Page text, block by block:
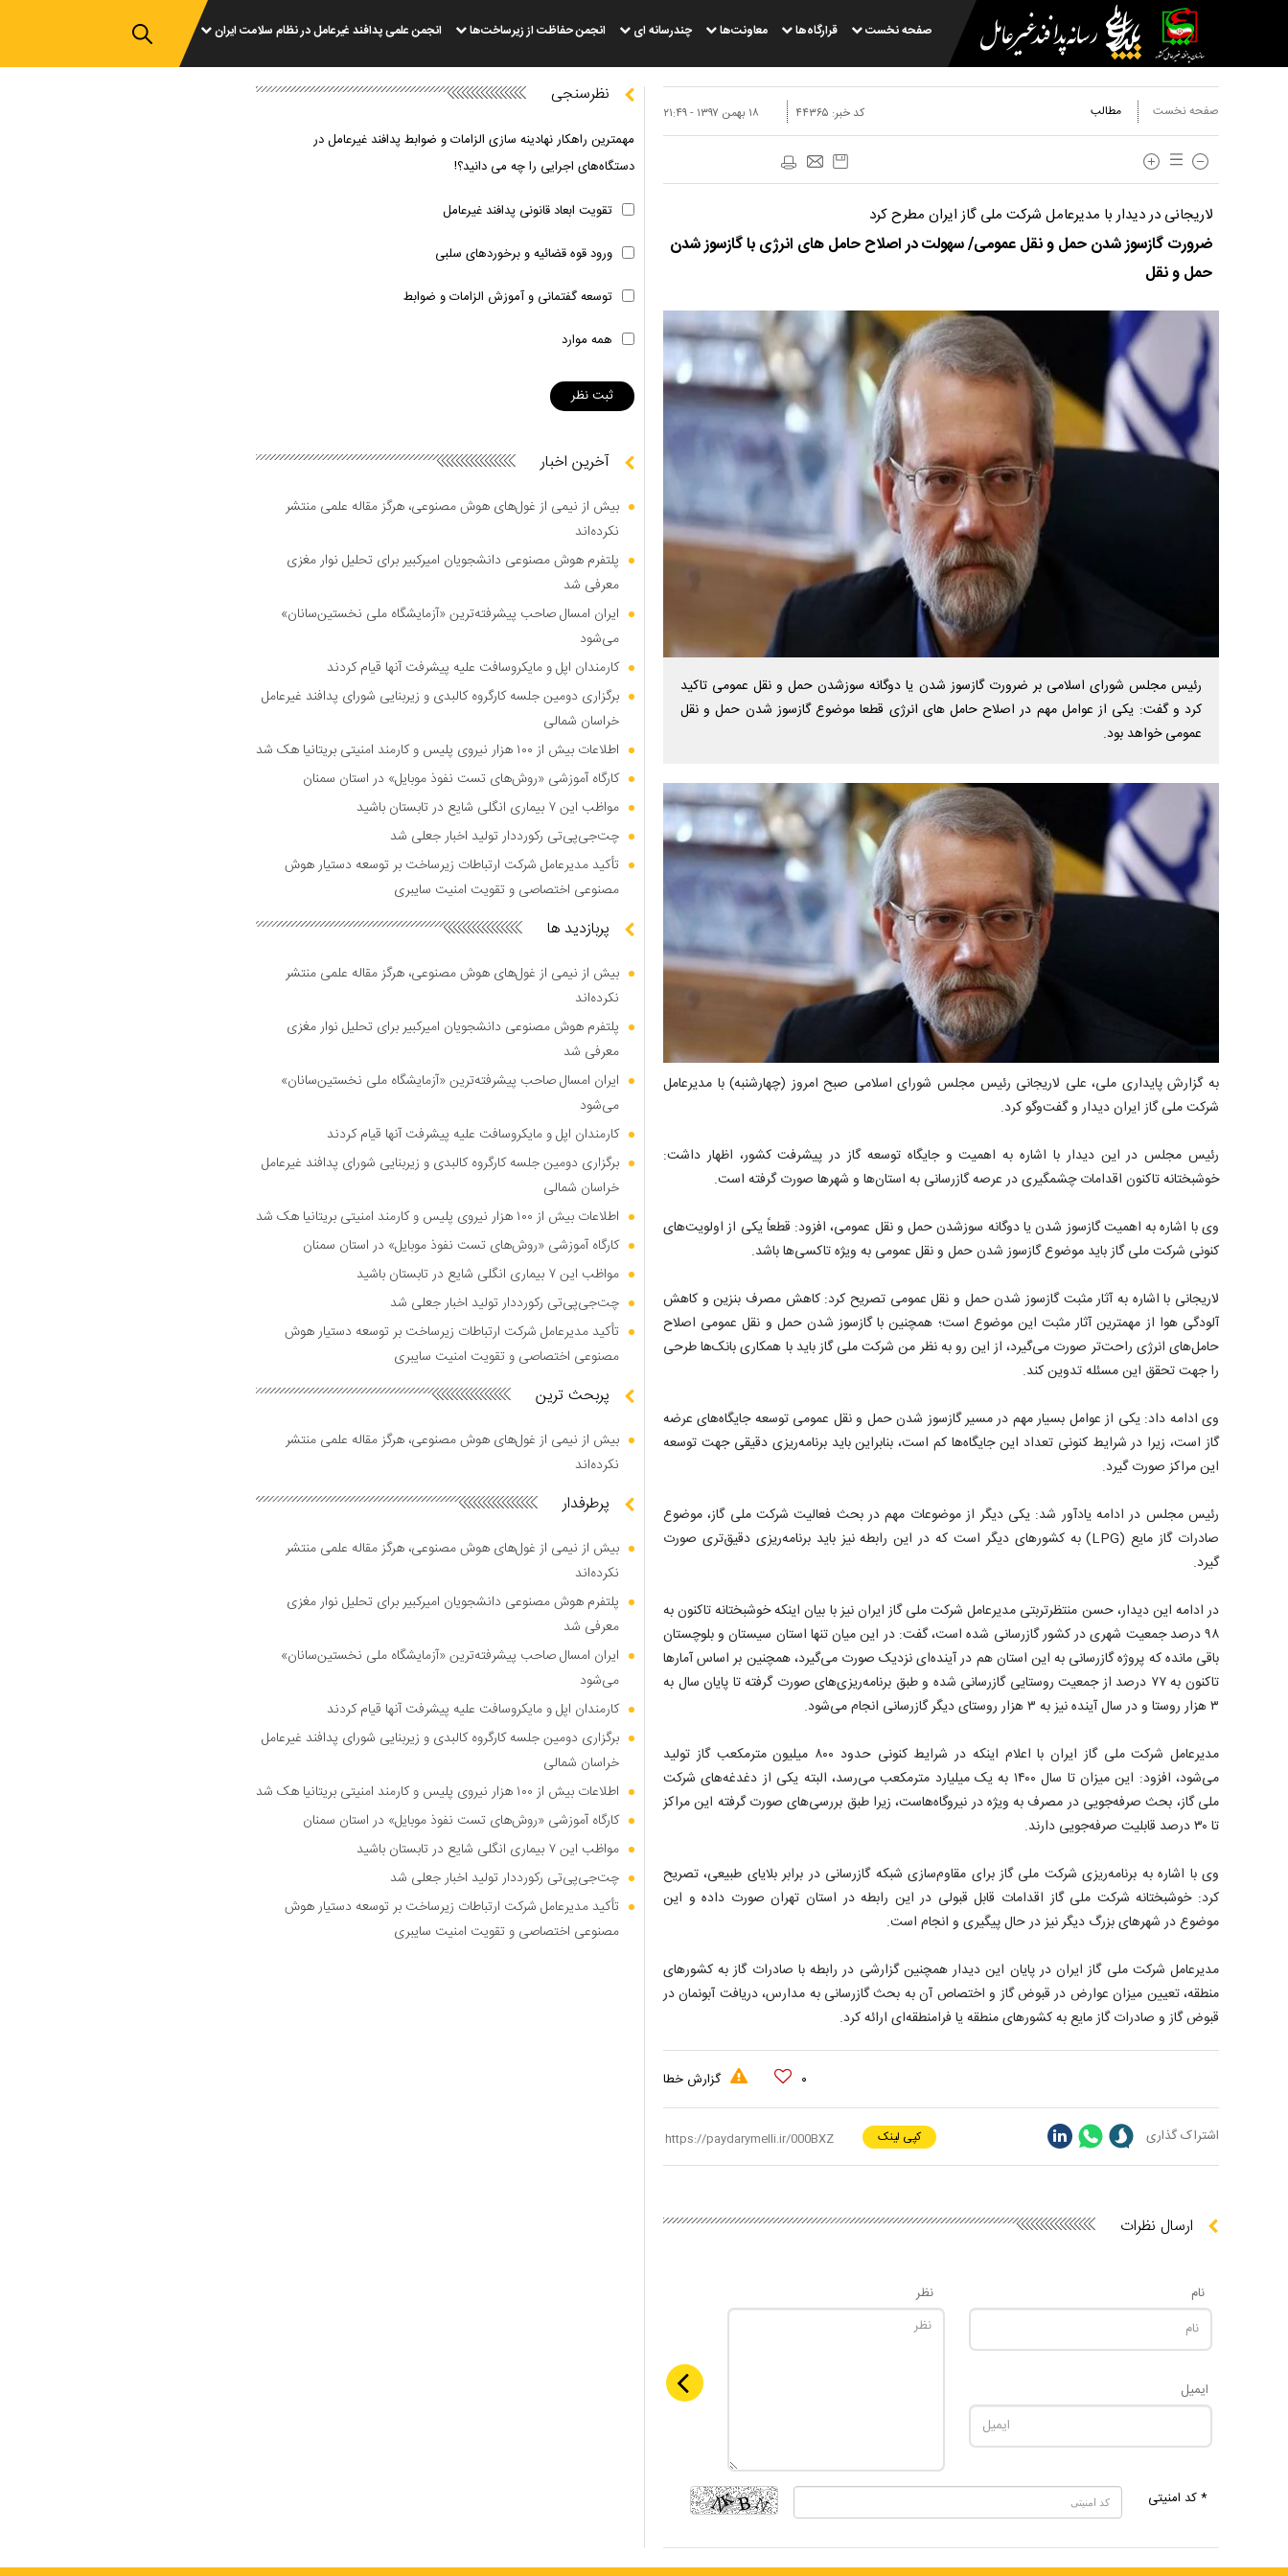
صفحه نخست قرارگاه‌ها معاونت‌ها چندرسانه ای انجمن حفاظت از زیرساخت‌ها انجمن علمی پدافند غیرعامل در نظام سلامت ایران
صفحه نخست مطالب ۱۸ بهمن ۱۳۹۷ - ۲۱:۴۹ کد خبر: ۴۴۳۶۵
لاریجانی در دیدار با مدیرعامل شرکت ملی گاز ایران مطرح کرد
ضرورت گازسوز شدن حمل و نقل عمومی/ سهولت در اصلاح حامل های انرژی با گازسوز شدن
حمل و نقل
رئیس مجلس شورای اسلامی بر ضرورت گازسوز شدن یا دوگانه سوزشدن حمل و نقل عمومی تاکید
کرد و گفت: یکی از عوامل مهم در اصلاح حامل های انرژی قطعا موضوع گازسوز شدن حمل و نقل
عمومی خواهد بود.
به گزارش پایداری ملی، علی لاریجانی رئیس مجلس شورای اسلامی صبح امروز (چهارشنبه) با مدیرعامل
شرکت ملی گاز ایران دیدار و گفت‌وگو کرد.
رئیس مجلس در این دیدار با اشاره به اهمیت و جایگاه توسعه گاز در پیشرفت کشور، اظهار داشت:
خوشبختانه تاکنون اقدامات چشمگیری در عرصه گازرسانی به استان‌ها و شهرها صورت گرفته است.
وی با اشاره به اهمیت گازسوز شدن یا دوگانه سوزشدن حمل و نقل عمومی، افزود: قطعاً یکی از اولویت‌های
کنونی شرکت ملی گاز باید موضوع گازسوز شدن حمل و نقل عمومی به ویژه تاکسی‌ها باشد.
لاریجانی با اشاره به آثار مثبت گازسوز شدن حمل و نقل عمومی تصریح کرد: کاهش مصرف بنزین و کاهش
آلودگی هوا از مهمترین آثار مثبت این موضوع است؛ همچنین با گازسوز شدن حمل و نقل عمومی اصلاح
حامل‌های انرژی راحت‌تر صورت می‌گیرد، از این رو به نظر من شرکت ملی گاز باید با همکاری بانک‌ها طرحی
را جهت تحقق این مسئله تدوین کند.
وی ادامه داد: یکی از عوامل بسیار مهم در مسیر گازسوز شدن حمل و نقل عمومی توسعه جایگاه‌های عرضه
گاز است، زیرا در شرایط کنونی تعداد این جایگاه‌ها کم است، بنابراین باید برنامه‌ریزی دقیقی جهت توسعه
این مراکز صورت گیرد.
رئیس مجلس در ادامه یادآور شد: یکی دیگر از موضوعات مهم در بحث فعالیت شرکت ملی گاز، موضوع
صادرات گاز مایع (LPG) به کشورهای دیگر است که در این رابطه نیز باید برنامه‌ریزی دقیق‌تری صورت
گیرد.
در ادامه این دیدار، حسن منتظرتربتی مدیرعامل شرکت ملی گاز ایران نیز با بیان اینکه خوشبختانه تاکنون به
۹۸ درصد جمعیت شهری در کشور گازرسانی شده است، گفت: در این میان تنها استان سیستان و بلوچستان
باقی مانده که پروژه گازرسانی به این استان هم در آینده‌ای نزدیک صورت می‌گیرد، همچنین بر اساس آمارها
تاکنون به ۷۷ درصد از جمعیت روستایی گازرسانی شده و طبق برنامه‌ریزی‌های صورت گرفته تا پایان سال به
۳ هزار روستا و در سال آینده نیز به ۳ هزار روستای دیگر گازرسانی انجام می‌شود.
مدیرعامل شرکت ملی گاز ایران با اعلام اینکه در شرایط کنونی حدود ۸۰۰ میلیون مترمکعب گاز تولید
می‌شود، افزود: این میزان تا سال ۱۴۰۰ به یک میلیارد مترمکعب می‌رسد، البته یکی از دغدغه‌های شرکت
ملی گاز، بحث صرفه‌جویی در مصرف به ویژه در نیروگاه‌هاست، زیرا طبق بررسی‌های صورت گرفته این مراکز
تا ۳۰ درصد قابلیت صرفه‌جویی دارند.
وی با اشاره به برنامه‌ریزی شرکت ملی گاز برای مقاوم‌سازی شبکه گازرسانی در برابر بلایای طبیعی، تصریح
کرد: خوشبختانه شرکت ملی گاز اقدامات قابل قبولی در این رابطه در استان تهران صورت داده و این
موضوع در شهرهای بزرگ دیگر نیز در حال پیگیری و انجام است.
مدیرعامل شرکت ملی گاز ایران در پایان این دیدار همچنین گزارشی در رابطه با صادرات گاز به کشورهای
منطقه، تعیین میزان عوارض در قبوض گاز و اختصاص آن به بحث گازرسانی به مدارس، دریافت آبونمان در
قبوض گاز و صادرات گاز مایع به کشورهای منطقه یا فرامنطقه‌ای ارائه کرد.
۰ گزارش خطا
اشتراک گذاری کپی لینک
ارسال نظرات
نام
ایمیل
نظر
* کد امنیتی
نظرسنجی
مهمترین راهکار نهادینه سازی الزامات و ضوابط پدافند غیرعامل در
دستگاه‌های اجرایی را چه می دانید؟!
تقویت ابعاد قانونی پدافند غیرعامل
ورود قوه قضائیه و برخوردهای سلبی
توسعه گفتمانی و آموزش الزامات و ضوابط
همه موارد
آخرین اخبار
بیش از نیمی از غول‌های هوش مصنوعی، هرگز مقاله علمی منتشر
نکرده‌اند
پلتفرم هوش مصنوعی دانشجویان امیرکبیر برای تحلیل نوار مغزی
معرفی شد
ایران امسال صاحب پیشرفته‌ترین «آزمایشگاه ملی نخستین‌سانان»
می‌شود
کارمندان اپل و مایکروسافت علیه پیشرفت آنها قیام کردند
برگزاری دومین جلسه کارگروه کالبدی و زیربنایی شورای پدافند غیرعامل
خراسان شمالی
اطلاعات بیش از ۱۰۰ هزار نیروی پلیس و کارمند امنیتی بریتانیا هک شد
کارگاه آموزشی «روش‌های تست نفوذ موبایل» در استان سمنان
مواظب این ۷ بیماری انگلی شایع در تابستان باشید
چت‌جی‌پی‌تی رکورددار تولید اخبار جعلی شد
تأکید مدیرعامل شرکت ارتباطات زیرساخت بر توسعه دستیار هوش
مصنوعی اختصاصی و تقویت امنیت سایبری
پربازدید ها
بیش از نیمی از غول‌های هوش مصنوعی، هرگز مقاله علمی منتشر
نکرده‌اند
پلتفرم هوش مصنوعی دانشجویان امیرکبیر برای تحلیل نوار مغزی
معرفی شد
ایران امسال صاحب پیشرفته‌ترین «آزمایشگاه ملی نخستین‌سانان»
می‌شود
کارمندان اپل و مایکروسافت علیه پیشرفت آنها قیام کردند
برگزاری دومین جلسه کارگروه کالبدی و زیربنایی شورای پدافند غیرعامل
خراسان شمالی
اطلاعات بیش از ۱۰۰ هزار نیروی پلیس و کارمند امنیتی بریتانیا هک شد
کارگاه آموزشی «روش‌های تست نفوذ موبایل» در استان سمنان
مواظب این ۷ بیماری انگلی شایع در تابستان باشید
چت‌جی‌پی‌تی رکورددار تولید اخبار جعلی شد
تأکید مدیرعامل شرکت ارتباطات زیرساخت بر توسعه دستیار هوش
مصنوعی اختصاصی و تقویت امنیت سایبری
پربحث ترین
بیش از نیمی از غول‌های هوش مصنوعی، هرگز مقاله علمی منتشر
نکرده‌اند
پرطرفدار
بیش از نیمی از غول‌های هوش مصنوعی، هرگز مقاله علمی منتشر
نکرده‌اند
پلتفرم هوش مصنوعی دانشجویان امیرکبیر برای تحلیل نوار مغزی
معرفی شد
ایران امسال صاحب پیشرفته‌ترین «آزمایشگاه ملی نخستین‌سانان»
می‌شود
کارمندان اپل و مایکروسافت علیه پیشرفت آنها قیام کردند
برگزاری دومین جلسه کارگروه کالبدی و زیربنایی شورای پدافند غیرعامل
خراسان شمالی
اطلاعات بیش از ۱۰۰ هزار نیروی پلیس و کارمند امنیتی بریتانیا هک شد
کارگاه آموزشی «روش‌های تست نفوذ موبایل» در استان سمنان
مواظب این ۷ بیماری انگلی شایع در تابستان باشید
چت‌جی‌پی‌تی رکورددار تولید اخبار جعلی شد
تأکید مدیرعامل شرکت ارتباطات زیرساخت بر توسعه دستیار هوش
مصنوعی اختصاصی و تقویت امنیت سایبری